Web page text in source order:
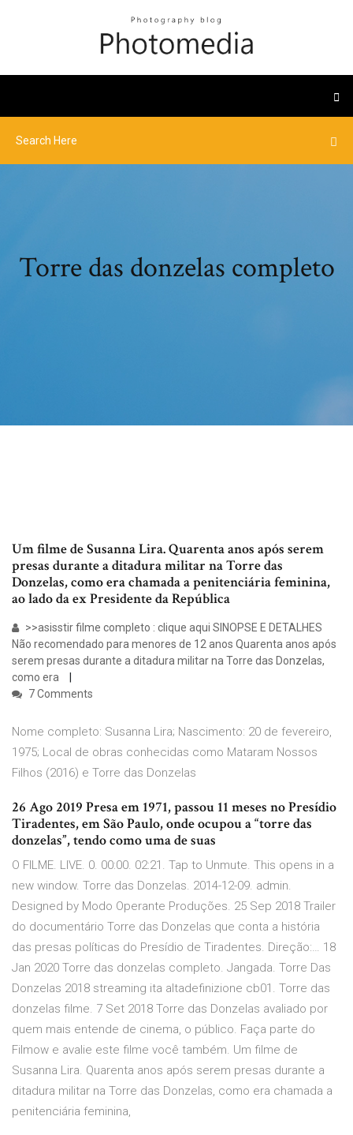
Torre das donzelas completo
Um filme de Susanna Lira. Quarenta anos após serem
presas durante a ditadura militar na Torre das
Donzelas, como era chamada a penitenciária feminina,
ao lado da ex Presidente da República
>>asisstir filme completo : clique aqui SINOPSE E DETALHES
Não recomendado para menores de 12 anos Quarenta anos após
serem presas durante a ditadura militar na Torre das Donzelas,
como era
7 Comments
Nome completo: Susanna Lira; Nascimento: 20 de fevereiro,
1975; Local de obras conhecidas como Mataram Nossos
Filhos (2016) e Torre das Donzelas
26 Ago 2019 Presa em 1971, passou 11 meses no Presídio
Tiradentes, em São Paulo, onde ocupou a “torre das
donzelas”, tendo como uma de suas
O FILME. LIVE. 0. 00:00. 02:21. Tap to Unmute. This opens in a
new window. Torre das Donzelas. 2014-12-09. admin.
Designed by Modo Operante Produções. 25 Sep 2018 Trailer
do documentário Torre das Donzelas que conta a história
das presas políticas do Presídio de Tiradentes. Direção:… 18
Jan 2020 Torre das donzelas completo. Jangada. Torre Das
Donzelas 2018 streaming ita altadefinizione cb01. Torre das
donzelas filme. 7 Set 2018 Torre das Donzelas avaliado por
quem mais entende de cinema, o público. Faça parte do
Filmow e avalie este filme você também. Um filme de
Susanna Lira. Quarenta anos após serem presas durante a
ditadura militar na Torre das Donzelas, como era chamada a
penitenciária feminina,